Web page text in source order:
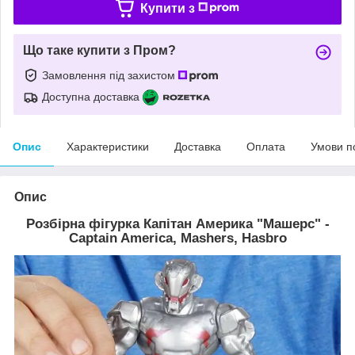
Купити з
Що таке купити з Пром?
Замовлення під захистом
Доступна доставка
Опис Характеристики Доставка Оплата Умови
Опис
Розбірна фігурка Капітан Америка "Машерс" -
Captain America, Mashers, Hasbro